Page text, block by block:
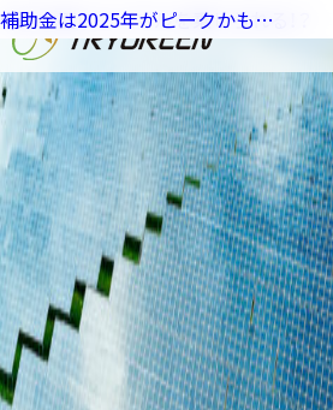
私たちについて
サービス一覧
お役立ち記事
会社概要
トップページに掲載:掲載する
太陽光パネルのリサイクル事情について
今は北面にもパネルを乗せられる！？
補助金は2025年がピークかも…